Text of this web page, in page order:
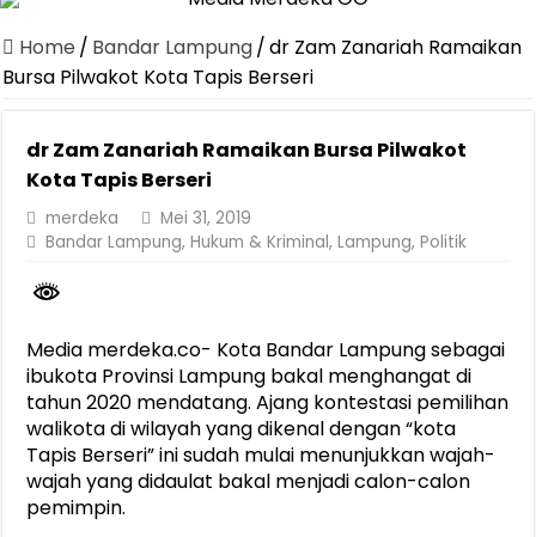
Canangkan Desa TAPIS dan Luncurkan Sekolah Lansia di
Pemprov Lampung Berhasil Kendalikan Inflasi, Jadi Provinsi
Dirut Jasa Raharja Dampingi Wamenhub Tinjau Penanganan
Pastikan Pelayanan Maksimal, Direksi Jasa Raharja Tinjau Korban
Dirut Jasa Raharja Dampingi Wamenhub Tinjau Penanganan
Purnama Wulan Sari Mirza Buka SiSeSa Roadshow Lampung
Home / Bandar Lampung/dr Zam Zanariah Ramaikan
Bursa Pilwakot Kota Tapis Berseri
dr Zam Zanariah Ramaikan Bursa Pilwakot
Kota Tapis Berseri
merdeka
Mei 31, 2019
Bandar Lampung,Hukum & Kriminal,Lampung,Politik
Media merdeka.co- Kota Bandar Lampung sebagai
ibukota Provinsi Lampung bakal menghangat di
tahun 2020 mendatang. Ajang kontestasi pemilihan
walikota di wilayah yang dikenal dengan “kota
Tapis Berseri” ini sudah mulai menunjukkan wajah-
wajah yang didaulat bakal menjadi calon-calon
pemimpin.